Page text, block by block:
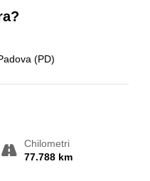
(PD)
Chilometri
77.788 km